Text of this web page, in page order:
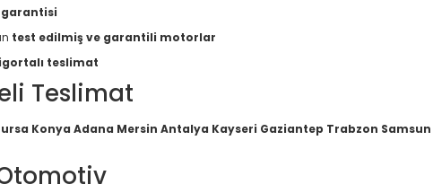
test edilmiş ve garantili motorlar
teslimat
Teslimat
Konya Adana Mersin Antalya Kayseri Gaziantep Trabzon